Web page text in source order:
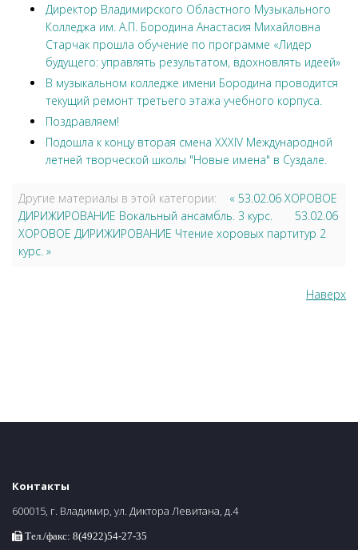
Директор Владимирского Областного Музыкального
Колледжа им. А.П. Бородина Анастасия Михайловна
Старчак прошла обучение по программе «Лидер
будущего: управлять результатом, вдохновлять идеей»
В музыкальном колледже имени Бородина проводится
текущий ремонт третьего этажа учебного корпуса.
Поздравляем!
Подошла к концу вторая смена XXXIV Международной
летней творческой школы "Новые имена" в Суздале.
Другие материалы в этой категории:
« 53.02.06 ХОРОВОЕ
ДИРИЖИРОВАНИЕ Вокальный ансамбль. 3 курс.
53.02.06
ХОРОВОЕ ДИРИЖИРОВАНИЕ Чтение хоровых партитур 2
курс. »
Наверх
Контакты
600015, г. Владимир, ул. Диктора Левитана, д.4
Тел./факс: 8(4922)54-27-35